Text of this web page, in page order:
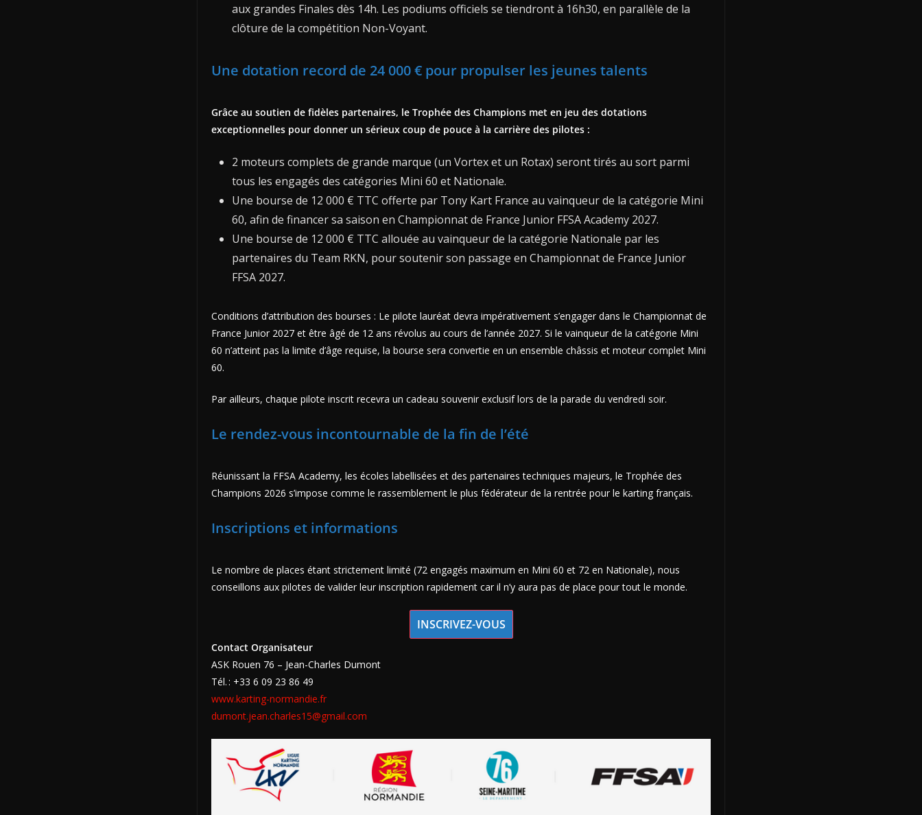
aux grandes Finales dès 14h. Les podiums officiels se tiendront à 16h30, en parallèle de la
clôture de la compétition Non-Voyant.
Une dotation record de 24 000 € pour propulser les jeunes talents
Grâce au soutien de fidèles partenaires, le Trophée des Champions met en jeu des dotations
exceptionnelles pour donner un sérieux coup de pouce à la carrière des pilotes :
2 moteurs complets de grande marque (un Vortex et un Rotax) seront tirés au sort parmi
tous les engagés des catégories Mini 60 et Nationale.
Une bourse de 12 000 € TTC offerte par Tony Kart France au vainqueur de la catégorie Mini
60, afin de financer sa saison en Championnat de France Junior FFSA Academy 2027.
Une bourse de 12 000 € TTC allouée au vainqueur de la catégorie Nationale par les
partenaires du Team RKN, pour soutenir son passage en Championnat de France Junior
FFSA 2027.
Conditions d’attribution des bourses : Le pilote lauréat devra impérativement s’engager dans le Championnat de
France Junior 2027 et être âgé de 12 ans révolus au cours de l’année 2027. Si le vainqueur de la catégorie Mini
60 n’atteint pas la limite d’âge requise, la bourse sera convertie en un ensemble châssis et moteur complet Mini
60.
Par ailleurs, chaque pilote inscrit recevra un cadeau souvenir exclusif lors de la parade du vendredi soir.
Le rendez-vous incontournable de la fin de l’été
Réunissant la FFSA Academy, les écoles labellisées et des partenaires techniques majeurs, le Trophée des
Champions 2026 s’impose comme le rassemblement le plus fédérateur de la rentrée pour le karting français.
Inscriptions et informations
Le nombre de places étant strictement limité (72 engagés maximum en Mini 60 et 72 en Nationale), nous
conseillons aux pilotes de valider leur inscription rapidement car il n’y aura pas de place pour tout le monde.
INSCRIVEZ-VOUS
Contact Organisateur
ASK Rouen 76 – Jean-Charles Dumont
Tél. : +33 6 09 23 86 49
www.karting-normandie.fr
dumont.jean.charles15@gmail.com